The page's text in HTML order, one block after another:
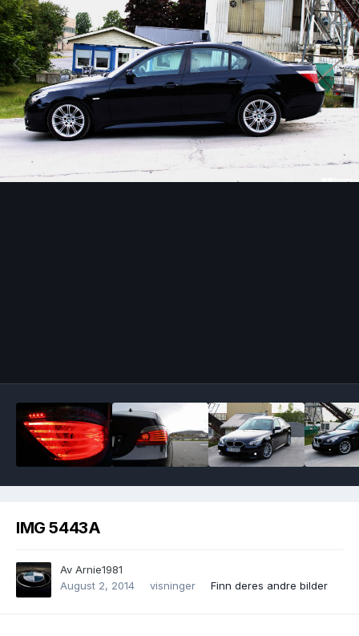
IMG 5443A
Av Arnie1981
August 2, 2014
visninger Finn deres andre bilder